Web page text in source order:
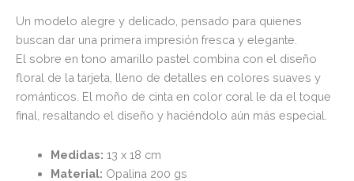
Un modelo alegre y delicado, pensado para quienes
buscan dar una primera impresión fresca y elegante.
El sobre en tono amarillo pastel combina con el diseño
floral de la tarjeta, lleno de detalles en colores suaves y
románticos. El moño de cinta en color coral le da el toque
final, resaltando el diseño y haciéndolo aún más especial.
Medidas: 13 x 18 cm
Material: Opalina 200 gs